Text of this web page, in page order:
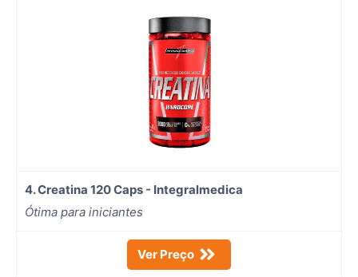
4. Creatina 120 Caps - Integralmedica
Ótima para iniciantes
Ver Preço